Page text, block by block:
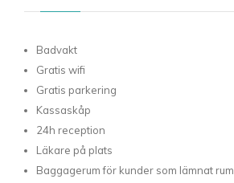
Badvakt
Gratis wifi
Gratis parkering
Kassaskåp
24h reception
Läkare på plats
Baggagerum för kunder som lämnat